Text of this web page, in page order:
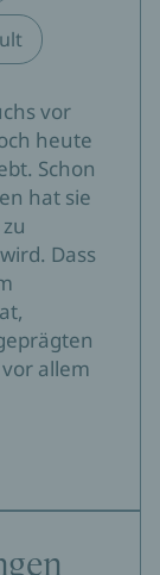
vor
heute
Schon
hat sie
Dass
allem